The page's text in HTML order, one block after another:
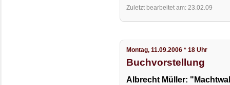
Zuletzt bearbeitet am: 23.02.09
Montag, 11.09.2006 * 18 Uhr
Buchvorstellung
Albrecht Müller: